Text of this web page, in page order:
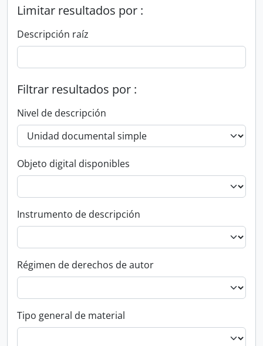
Limitar resultados por :
Descripción raíz
Filtrar resultados por :
Nivel de descripción
Objeto digital disponibles
Instrumento de descripción
Régimen de derechos de autor
Tipo general de material